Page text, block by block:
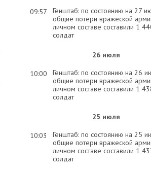
09:57
Генштаб: по состоянию на 27
общие потери вражеской
личном составе составили 1
солдат
26 июля
10:00
Генштаб: по состоянию на 26
общие потери вражеской
личном составе составили 1
солдат
25 июля
10:03
Генштаб: по состоянию на 25
общие потери вражеской
личном составе составили 1
солдат